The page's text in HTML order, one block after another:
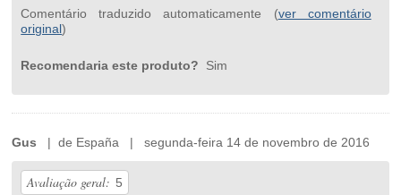
Comentário traduzido automaticamente (ver comentário
original)
Recomendaria este produto? Sim
Gus | de España | segunda-feira 14 de novembro de 2016
Avaliação geral: 5